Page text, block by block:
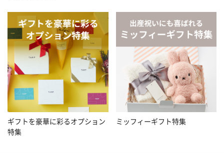
ギフトを豪華に彩るオプション
特集
ミッフィーギフト特集